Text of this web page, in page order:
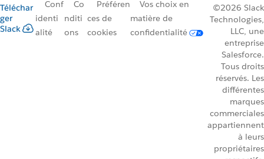
Téléchar
ger
Slack
Conf
identi
alité
Co
nditi
ons
Préféren
ces de
cookies
Vos choix en
matière de
confidentialité
©2026 Slack
Technologies,
LLC, une
entreprise
Salesforce.
Tous droits
réservés. Les
différentes
marques
commerciales
appartiennent
à leurs
propriétaires